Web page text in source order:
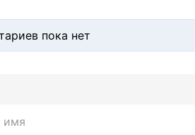
пока нет